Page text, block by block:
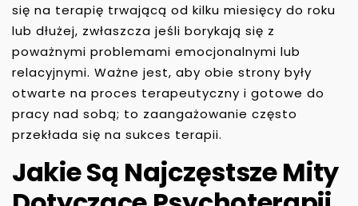
się na terapię trwającą od kilku miesięcy do roku
lub dłużej, zwłaszcza jeśli borykają się z
poważnymi problemami emocjonalnymi lub
relacyjnymi. Ważne jest, aby obie strony były
otwarte na proces terapeutyczny i gotowe do
pracy nad sobą; to zaangażowanie często
przekłada się na sukces terapii.
Jakie Są Najczęstsze Mity